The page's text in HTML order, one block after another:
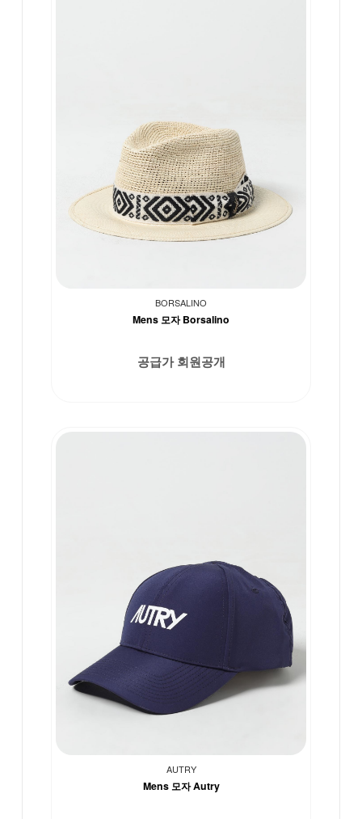
BORSALINO
Mens 모자 Borsalino
공급가 회원공개
AUTRY
Mens 모자 Autry